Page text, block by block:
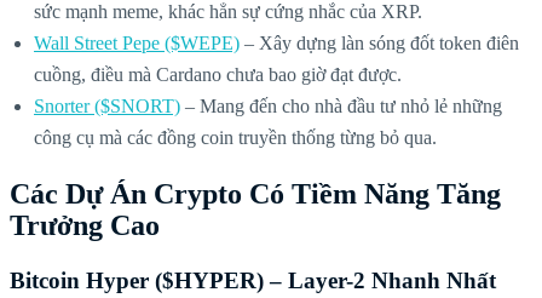
sức mạnh meme, khác hẳn sự cứng nhắc của XRP.
Wall Street Pepe ($WEPE) – Xây dựng làn sóng đốt token điên
cuồng, điều mà Cardano chưa bao giờ đạt được.
Snorter ($SNORT) – Mang đến cho nhà đầu tư nhỏ lẻ những
công cụ mà các đồng coin truyền thống từng bỏ qua.
Các Dự Án Crypto Có Tiềm Năng Tăng
Trưởng Cao
Bitcoin Hyper ($HYPER) – Layer-2 Nhanh Nhất